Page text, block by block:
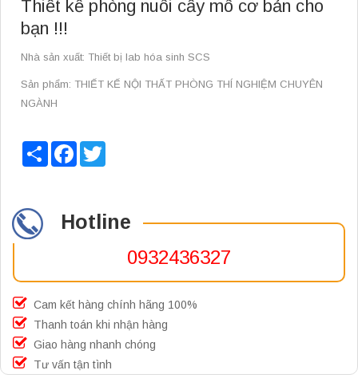
Thiết kế phòng nuôi cấy mô cơ bản cho
bạn !!!
Nhà sản xuất: Thiết bị lab hóa sinh SCS
Sản phẩm: THIẾT KẾ NỘI THẤT PHÒNG THÍ NGHIỆM CHUYÊN
NGÀNH
Share Facebook
Hotline
0932436327
Cam kết hàng chính hãng 100%
Thanh toán khi nhận hàng
Giao hàng nhanh chóng
Tư vấn tận tình